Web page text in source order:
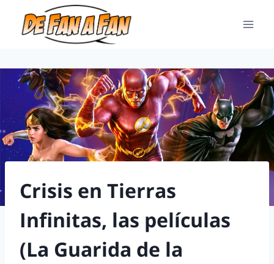
Crisis en Tierras
Infinitas, las películas
(La Guarida de la